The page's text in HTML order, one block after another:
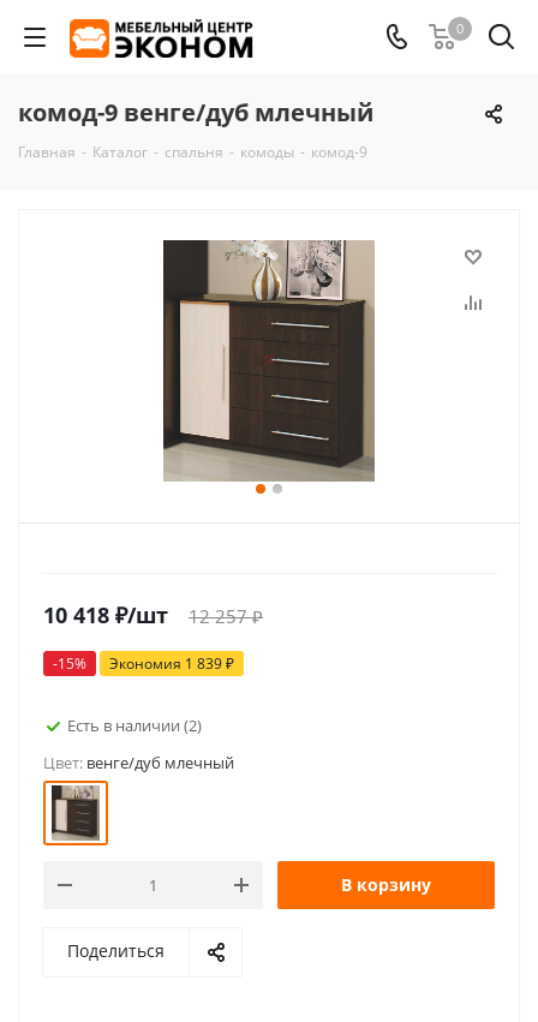
0
комод-9 венге/дуб млечный
Главная - Каталог - спальня - комоды - комод-9
10 418 ₽/шт 12 257₽
-15% Экономия 1 839₽
Есть в наличии (2)
Цвет: венге/дуб млечный
В корзину
Поделиться